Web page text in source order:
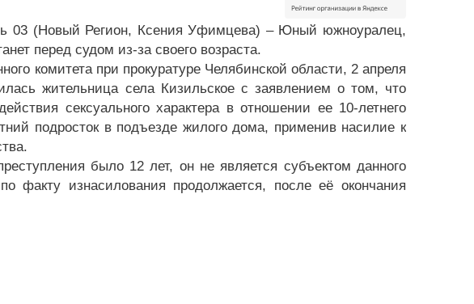
03 (Новый Регион, Ксения Уфимцева) – Юный южноуралец,
перед судом из-за своего возраста.
комитета при прокуратуре Челябинской области, 2 апреля
жительница села Кизильское с заявлением о том, что
сексуального характера в отношении ее 10-летнего
подросток в подъезде жилого дома, применив насилие к
было 12 лет, он не является субъектом данного
факту изнасилования продолжается, после её окончания